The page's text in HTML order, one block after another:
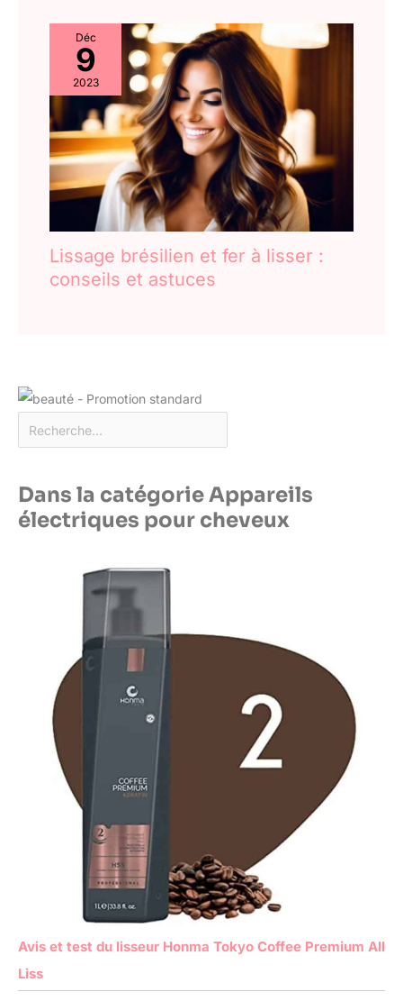
Déc
9
2023
Lissage brésilien et fer à lisser :
conseils et astuces
Dans la catégorie Appareils
électriques pour cheveux
Avis et test du lisseur Honma Tokyo Coffee Premium All
Liss